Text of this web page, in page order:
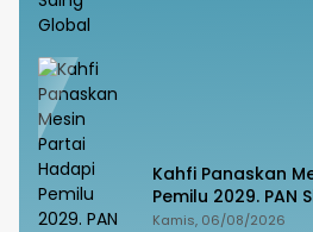
Kahfi Panaskan
Pemilu 2029. PAN
Kemanangan di
Kamis, 06/08/2026